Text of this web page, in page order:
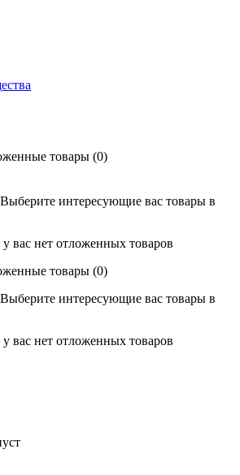
товары (0)
интересующие вас товары в
вас нет отложенных товаров
товары (0)
интересующие вас товары в
вас нет отложенных товаров